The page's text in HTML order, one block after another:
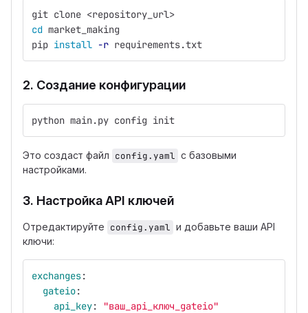
git clone <repository_url>
cd market_making
pip install -r requirements.txt
2. Создание конфигурации
python main.py config init
Это создаст файл config.yaml с базовыми
настройками.
3. Настройка API ключей
Отредактируйте config.yaml и добавьте ваши API
ключи:
exchanges:
gateio:
api_key: "ваш_api_ключ_gateio"